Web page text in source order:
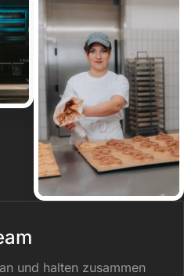
und halten zusammen